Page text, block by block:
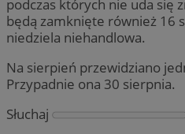
podczas których nie uda się
będą zamknięte również 16
niedziela niehandlowa.
Na sierpień przewidziano
Przypadnie ona 30 sierpnia.
Słuchaj